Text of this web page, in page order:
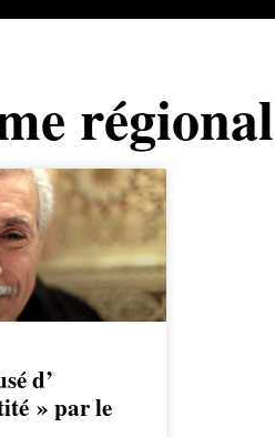
régional
d’
» par le